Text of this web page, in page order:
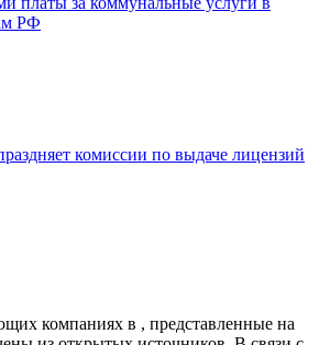
РФ
комиссии по выдаче лицензий
компаниях в , представленные на